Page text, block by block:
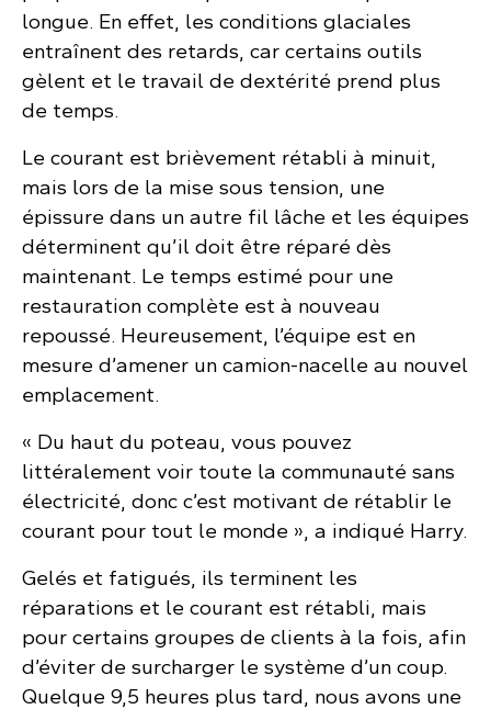
longue. En effet, les conditions glaciales
entraînent des retards, car certains outils
gèlent et le travail de dextérité prend plus
de temps.
Le courant est brièvement rétabli à minuit,
mais lors de la mise sous tension, une
épissure dans un autre fil lâche et les équipes
déterminent qu’il doit être réparé dès
maintenant. Le temps estimé pour une
restauration complète est à nouveau
repoussé. Heureusement, l’équipe est en
mesure d’amener un camion-nacelle au nouvel
emplacement.
« Du haut du poteau, vous pouvez
littéralement voir toute la communauté sans
électricité, donc c’est motivant de rétablir le
courant pour tout le monde », a indiqué Harry.
Gelés et fatigués, ils terminent les
réparations et le courant est rétabli, mais
pour certains groupes de clients à la fois, afin
d’éviter de surcharger le système d’un coup.
Quelque 9,5 heures plus tard, nous avons une